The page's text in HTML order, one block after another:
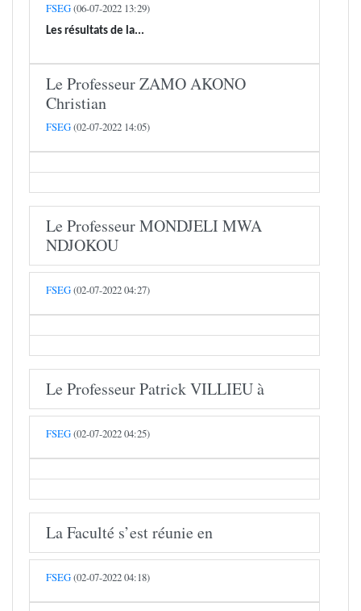
FSEG(06-07-2022 13:29)
Les résultats de la...
Le Professeur ZAMO AKONO
Christian
FSEG(02-07-2022 14:05)
Le Professeur MONDJELI MWA
NDJOKOU
FSEG(02-07-2022 04:27)
Le Professeur Patrick VILLIEU à
FSEG(02-07-2022 04:25)
La Faculté s’est réunie en
FSEG(02-07-2022 04:18)